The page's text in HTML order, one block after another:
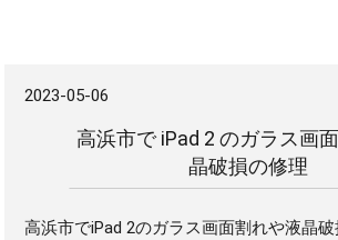
2023-05-06
高浜市で iPad 2 のガラス画
晶破損の修理
高浜市でiPad 2のガラス画面割れや液晶